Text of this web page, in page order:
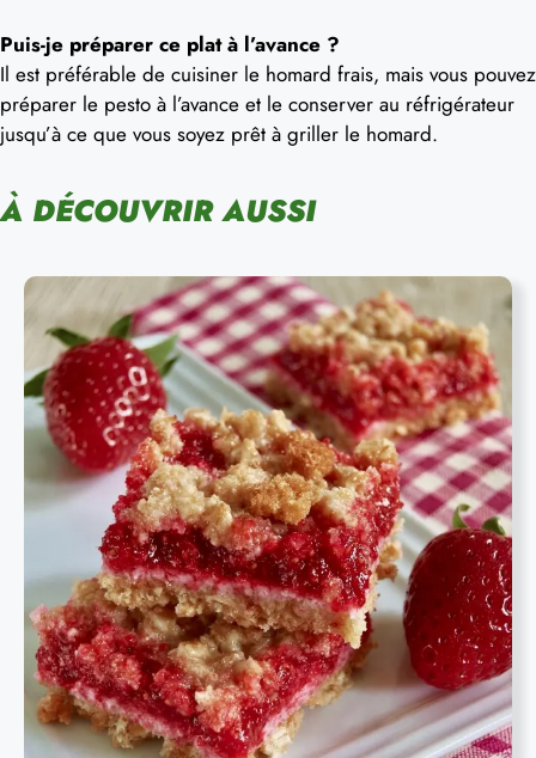
Puis-je préparer ce plat à l’avance ?
Il est préférable de cuisiner le homard frais, mais vous pouvez
préparer le pesto à l’avance et le conserver au réfrigérateur
jusqu’à ce que vous soyez prêt à griller le homard.
À DÉCOUVRIR AUSSI